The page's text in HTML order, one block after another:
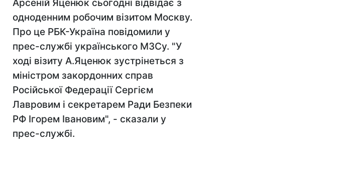
Арсеній Яценюк сьогодні відвідає з
одноденним робочим візитом Москву.
Про це РБК-Україна повідомили у
прес-службі українського МЗСу. "У
ході візиту А.Яценюк зустрінеться з
міністром закордонних справ
Російської Федерації Сергієм
Лавровим і секретарем Ради Безпеки
РФ Ігорем Івановим", - сказали у
прес-службі.